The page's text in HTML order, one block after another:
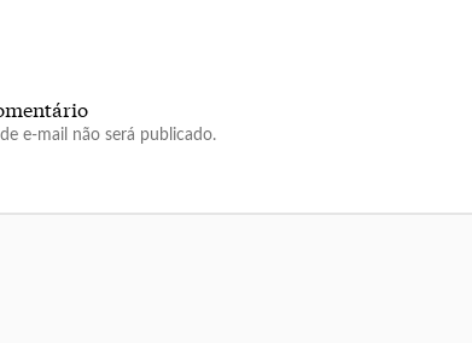
e-mail não será publicado.